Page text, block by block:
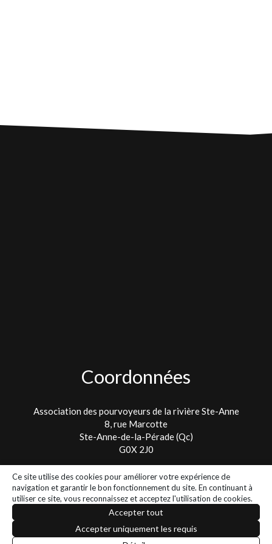
Coordonnées
Association des pourvoyeurs de la rivière Ste-Anne
8, rue Marcotte
Ste-Anne-de-la-Pérade (Qc)
G0X 2J0
Tel. : 418 325-2475
info@lespetitspoissons.ca
2026 - Tous droits réservés - Association des pourvoyeurs de la
rivière Ste-Anne |POLITIQUE DE CONFIDENTIALITÉ// Smartic -
Ce site utilise des cookies pour améliorer votre expérience de
navigation et garantir le bon fonctionnement du site. En continuant à
utiliser ce site, vous reconnaissez et acceptez l'utilisation de cookies.
Accepter tout
Accepter uniquement les requis